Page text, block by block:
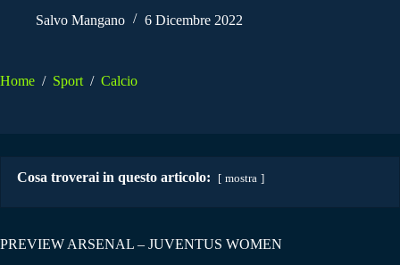
Salvo Mangano 6 Dicembre 2022
Home / Sport / Calcio
Cosa troverai in questo articolo: mostra
PREVIEW ARSENAL – JUVENTUS WOMEN